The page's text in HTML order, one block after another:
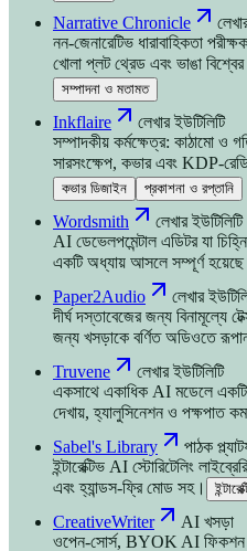
Narrative Chronicle
নন-জেনারেটিভ ধারাবাহিকতা
খোলা প্লট থ্রেড এবং ভাঙা
সম্পাদনা ও মতামত
Inkflaire
লেখার ইউটিলিটি
সম্পাদকীয় কর্মক্ষেত্র: কাঠামো ও
সারসংক্ষেপ, কভার এবং KDP-
কভার ডিজাইন
প্রকাশনা ও রপ্তানি
Wordsmith
লেখার ইউটিলিটি
AI ডেভেলপমেন্টাল এডিটর যা
একটি অধ্যায় আসলে সম্পূর্ণ হয়েছে
Paper2Audio
লেখার
দীর্ঘ দস্তাবেজের জন্য বিনামূল্যে
জন্য খসড়াকে বর্ণিত অডিওতে
Truvene
লেখার ইউটিলিটি
একসাথে একাধিক AI মডেলে
দেখায়, হ্যালুসিনেশন ও পক্ষপাত
Sabel's Library
পাঠক
ইন্টারেক্টিভ AI স্টোরিটেলিং
এবং হ্যান্ডস-ফ্রি মোড সহ।
CreativeWriter
AI খসড়া
ওপেন-সোর্স, BYOK AI ফিকশন